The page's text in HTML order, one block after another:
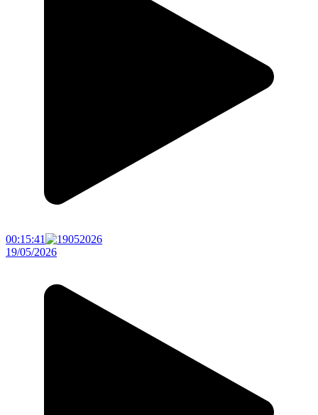
00:15:41
19/05/2026